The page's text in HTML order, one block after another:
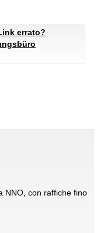
errato?
NNO, con raffiche fino